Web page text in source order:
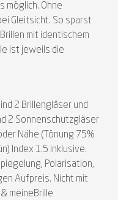
möglich. Ohne
Gleitsicht. So sparst
mit identischem
ist jeweils die
2 Brillengläser und
2 Sonnenschutzgläser
Nähe (Tönung 75%
Index 1.5 inklusive.
Polarisation,
Aufpreis. Nicht mit
meineBrille